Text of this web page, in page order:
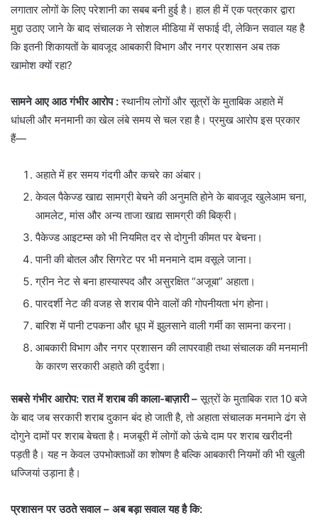
लगातार लोगों के लिए परेशानी का सबब बनी हुई है। हाल ही में एक पत्रकार द्वारा
मुद्दा उठाए जाने के बाद संचालक ने सोशल मीडिया में सफाई दी, लेकिन सवाल यह है
कि इतनी शिकायतों के बावजूद आबकारी विभाग और नगर प्रशासन अब तक
खामोश क्यों रहा?
सामने आए आठ गंभीर आरोप :स्थानीय लोगों और सूत्रों के मुताबिक अहाते में
धांधली और मनमानी का खेल लंबे समय से चल रहा है। प्रमुख आरोप इस प्रकार
हैं—
अहाते में हर समय गंदगी और कचरे का अंबार।
केवल पैकेज्ड खाद्य सामग्री बेचने की अनुमति होने के बावजूद खुलेआम चना,
आमलेट, मांस और अन्य ताजा खाद्य सामग्री की बिक्री।
पैकेज्ड आइटम्स को भी नियमित दर से दोगुनी कीमत पर बेचना।
पानी की बोतल और सिगरेट पर भी मनमाने दाम वसूले जाना।
ग्रीन नेट से बना हास्यास्पद और असुरक्षित “अजूबा” अहाता।
पारदर्शी नेट की वजह से शराब पीने वालों की गोपनीयता भंग होना।
बारिश में पानी टपकना और धूप में झुलसाने वाली गर्मी का सामना करना।
आबकारी विभाग और नगर प्रशासन की लापरवाही तथा संचालक की मनमानी
के कारण सरकारी अहाते की दुर्दशा।
सबसे गंभीर आरोप: रात में शराब की काला-बाज़ारी –सूत्रों के मुताबिक रात 10 बजे
के बाद जब सरकारी शराब दुकान बंद हो जाती है, तो अहाता संचालक मनमाने ढंग से
दोगुने दामों पर शराब बेचता है। मजबूरी में लोगों को ऊंचे दाम पर शराब खरीदनी
पड़ती है। यह न केवल उपभोक्ताओं का शोषण है बल्कि आबकारी नियमों की भी खुली
धज्जियां उड़ाना है।
प्रशासन पर उठते सवाल – अब बड़ा सवाल यह है कि: